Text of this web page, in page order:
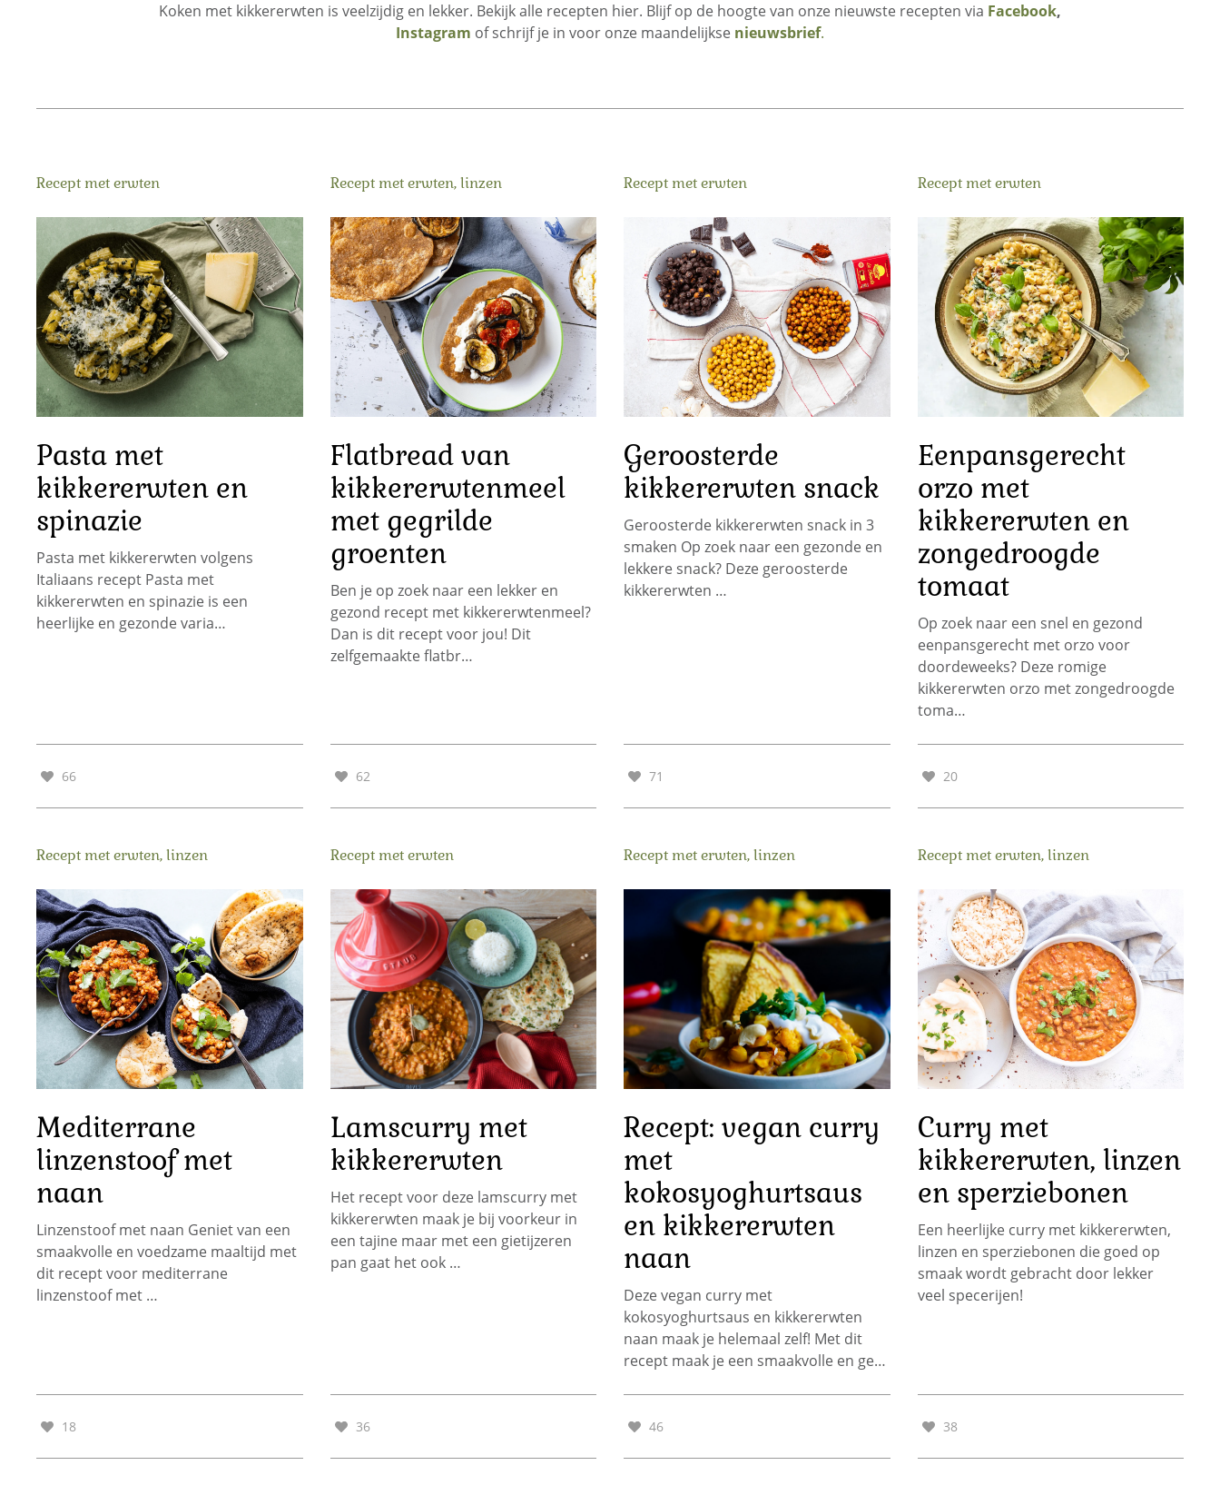
Koken met kikkererwten is veelzijdig en lekker. Bekijk alle recepten hier. Blijf op de hoogte van onze nieuwste recepten via Facebook,
Instagram of schrijf je in voor onze maandelijkse nieuwsbrief.
Recept met erwten
Pasta met
kikkererwten en
spinazie
Pasta met kikkererwten volgens
Italiaans recept Pasta met
kikkererwten en spinazie is een
heerlijke en gezonde varia…
66
Recept met erwten, linzen
Flatbread van
kikkererwtenmeel
met gegrilde
groenten
Ben je op zoek naar een lekker en
gezond recept met kikkererwtenmeel?
Dan is dit recept voor jou! Dit
zelfgemaakte flatbr…
62
Recept met erwten
Geroosterde
kikkererwten snack
Geroosterde kikkererwten snack in 3
smaken Op zoek naar een gezonde en
lekkere snack? Deze geroosterde
kikkererwten …
71
Recept met erwten
Eenpansgerecht
orzo met
kikkererwten en
zongedroogde
tomaat
Op zoek naar een snel en gezond
eenpansgerecht met orzo voor
doordeweeks? Deze romige
kikkererwten orzo met zongedroogde
toma…
20
Recept met erwten, linzen
Mediterrane
linzenstoof met
naan
Linzenstoof met naan Geniet van een
smaakvolle en voedzame maaltijd met
dit recept voor mediterrane
linzenstoof met …
18
Recept met erwten
Lamscurry met
kikkererwten
Het recept voor deze lamscurry met
kikkererwten maak je bij voorkeur in
een tajine maar met een gietijzeren
pan gaat het ook …
36
Recept met erwten, linzen
Recept: vegan curry
met
kokosyoghurtsaus
en kikkererwten
naan
Deze vegan curry met
kokosyoghurtsaus en kikkererwten
naan maak je helemaal zelf! Met dit
recept maak je een smaakvolle en ge…
46
Recept met erwten, linzen
Curry met
kikkererwten, linzen
en sperziebonen
Een heerlijke curry met kikkererwten,
linzen en sperziebonen die goed op
smaak wordt gebracht door lekker
veel specerijen!
38